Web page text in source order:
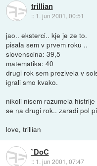
trillian
:: 1. jun 2001, 00:51
jao.. eksterci.. kje je ze to.
pisala sem v prvem roku ..
slovenscina: 39,5
matematika: 40
drugi rok sem prezivela v
igrali smo kvako.
nikoli nisem razumela
se na drugi rok.. zaradi pol
love, trillian
`DoC
:: 1. jun 2001, 07:47